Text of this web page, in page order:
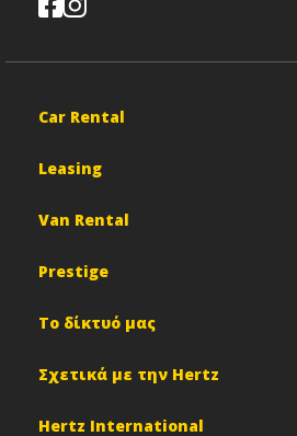
Car Rental
Leasing
Van Rental
Prestige
Το δίκτυό μας
Σχετικά με την Hertz
Hertz International